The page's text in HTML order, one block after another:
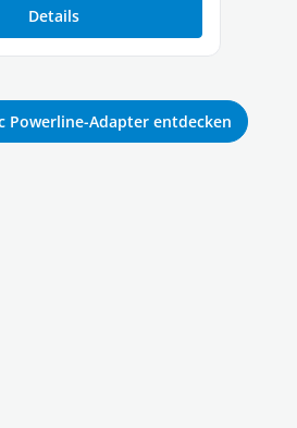
Details
Powerline-Adapter entdecken